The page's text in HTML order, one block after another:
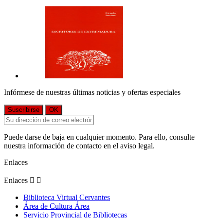
Infórmese de nuestras últimas noticias y ofertas especiales
Puede darse de baja en cualquier momento. Para ello, consulte
nuestra información de contacto en el aviso legal.
Enlaces
Enlaces  
Biblioteca Virtual Cervantes
Área de Cultura Área
Servicio Provincial de Bibliotecas